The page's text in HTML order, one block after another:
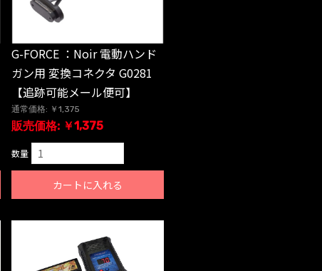
G-FORCE ：Noir 電動ハンド
ガン用 変換コネクタ G0281
【追跡可能メール便可】
通常価格: ￥1,375
販売価格: ￥1,375
数量
カートに入れる